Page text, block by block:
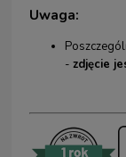
Uwaga:
- zdjęcie